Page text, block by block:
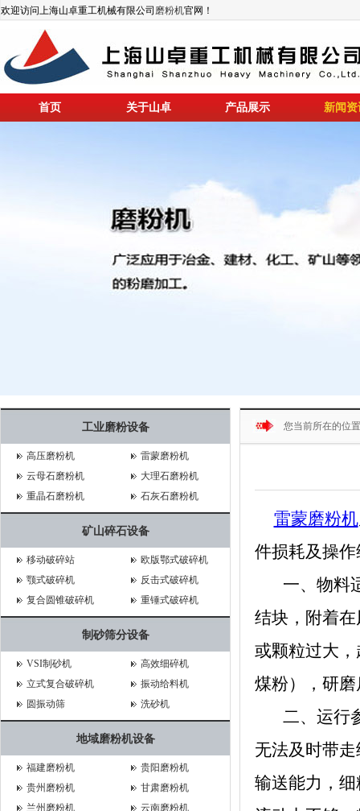
欢迎访问上海山卓重工机械有限公司 磨粉机官网！
首页 关于山卓 产品展示 新闻资
工业磨粉设备
高压磨粉机
雷蒙磨粉机
云母石磨粉机
大理石磨粉机
重晶石磨粉机
石灰石磨粉机
矿山碎石设备
移动破碎站
欧版鄂式破碎机
颚式破碎机
反击式破碎机
复合圆锥破碎机
重锤式破碎机
制砂筛分设备
VSI制砂机
高效细碎机
立式复合破碎机
振动给料机
圆振动筛
洗砂机
地域磨粉机设备
福建磨粉机
贵阳磨粉机
贵州磨粉机
甘肃磨粉机
兰州磨粉机
云南磨粉机
您当前所在的位
雷蒙磨粉机
件损耗及操
一、物料适
结块，附着
或颗粒过大
煤粉），研
二、运行参
无法及时带
输送能力，